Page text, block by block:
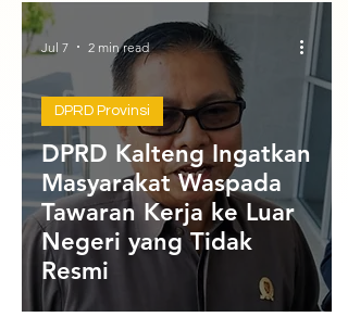
DPRD Kalteng Ingatkan
Masyarakat Waspada
Tawaran Kerja ke Luar
Negeri yang Tidak
Resmi
DPRD Provinsi
Jul 7 2 min read